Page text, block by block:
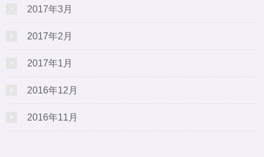
2017年3月
2017年2月
2017年1月
2016年12月
2016年11月